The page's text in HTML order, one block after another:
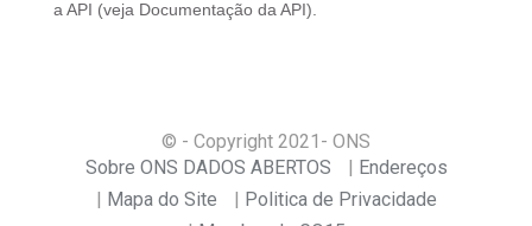
a API (veja Documentação da API ).
© - Copyright 2021 - ONS
Sobre ONS DADOS ABERTOS
Endereços
Mapa do Site
Politica de Privacidade